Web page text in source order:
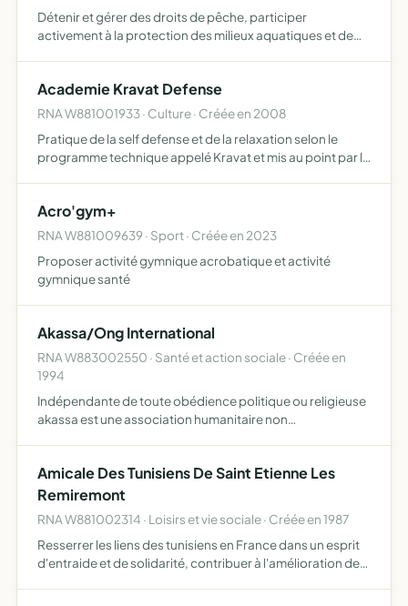
Détenir et gérer des droits de pêche, participer
activement à la protection des milieux aquatiques et de
Academie Kravat Defense
RNA W881001933 · Culture · Créée en 2008
Pratique de la self defense et de la relaxation selon le
programme technique appelé Kravat et mis au point par le
Acro'gym+
RNA W881009639 · Sport · Créée en 2023
Proposer activité gymnique acrobatique et activité
gymnique santé
Akassa/Ong International
RNA W883002550 · Santé et action sociale · Créée en
1994
Indépendante de toute obédience politique ou religieuse
akassa est une association humanitaire non
économique socia…
Amicale Des Tunisiens De Saint Etienne Les
Remiremont
RNA W881002314 · Loisirs et vie sociale · Créée en 1987
Resserrer les liens des tunisiens en France dans un esprit
d'entraide et de solidarité, contribuer à l'amélioration des